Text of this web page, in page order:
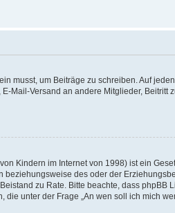
musst, um Beiträge zu schreiben. Auf
Mail-Versand an andere Mitglieder, Beitritt
Kindern im Internet von 1998) ist ein
des oder der
zu Rate. Bitte beachte, dass phpBB
unter der Frage „An wen soll ich mich